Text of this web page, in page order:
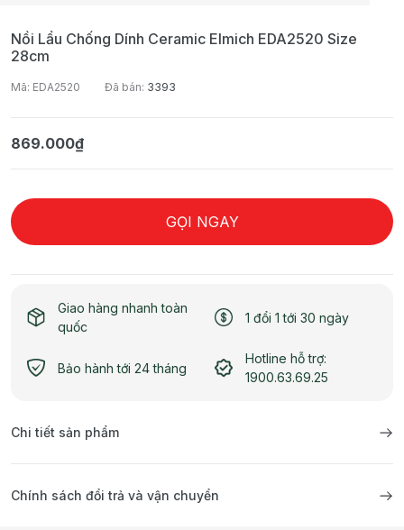
Nồi Lẩu Chống Dính Ceramic Elmich EDA2520 Size
28cm
Mã: EDA2520 Đã bán: 3393
869.000₫
GỌI NGAY
Giao hàng nhanh toàn
quốc
1 đổi 1 tới 30 ngày
Bảo hành tới 24 tháng
Hotline hỗ trợ:
1900.63.69.25
Chi tiết sản phẩm
Chính sách đổi trả và vận chuyển